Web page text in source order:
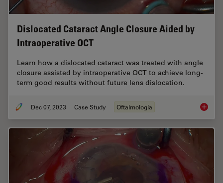
Dislocated Cataract Angle Closure Aided by
Intraoperative OCT
Learn how a dislocated cataract was treated with angle
closure assisted by intraoperative OCT to achieve long-
term good results without future lens dislocation.
Dec 07, 2023 Case Study Oftalmología